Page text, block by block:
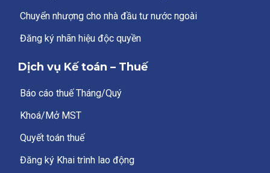
Chuyển nhượng cho nhà đầu tư nước ngoài
Đăng ký nhãn hiệu độc quyền
Dịch vụ Kế toán – Thuế
Báo cáo thuế Tháng/Quý
Khoá/Mở MST
Quyết toán thuế
Đăng ký Khai trình lao động